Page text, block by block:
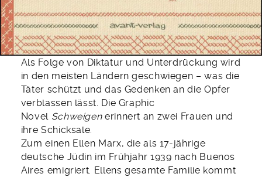
Als Folge von Diktatur und Unterdrückung wird
in den meisten Ländern geschwiegen – was die
Täter schützt und das Gedenken an die Opfer
verblassen lässt. Die Graphic
Novel Schweigenerinnert an zwei Frauen und
ihre Schicksale.
Zum einen Ellen Marx, die als 17-jährige
deutsche Jüdin im Frühjahr 1939 nach Buenos
Aires emigriert. Ellens gesamte Familie kommt